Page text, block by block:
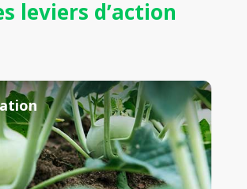
leviers d’action